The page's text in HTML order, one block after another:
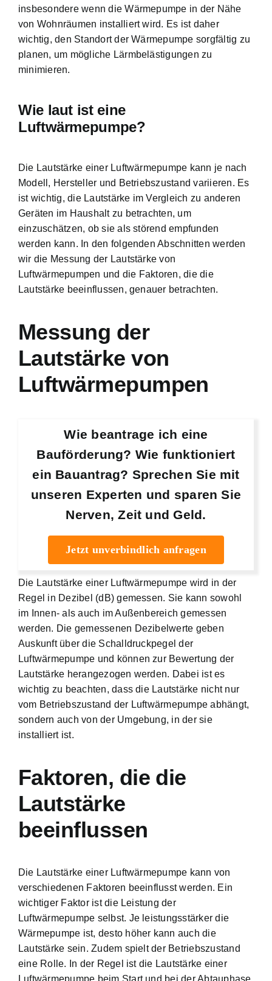
insbesondere wenn die Wärmepumpe in der Nähe
von Wohnräumen installiert wird. Es ist daher
wichtig, den Standort der Wärmepumpe sorgfältig zu
planen, um mögliche Lärmbelästigungen zu
minimieren.
Wie laut ist eine
Luftwärmepumpe?
Die Lautstärke einer Luftwärmepumpe kann je nach
Modell, Hersteller und Betriebszustand variieren. Es
ist wichtig, die Lautstärke im Vergleich zu anderen
Geräten im Haushalt zu betrachten, um
einzuschätzen, ob sie als störend empfunden
werden kann. In den folgenden Abschnitten werden
wir die Messung der Lautstärke von
Luftwärmepumpen und die Faktoren, die die
Lautstärke beeinflussen, genauer betrachten.
Messung der
Lautstärke von
Luftwärmepumpen
Wie beantrage ich eine
Bauförderung? Wie funktioniert
ein Bauantrag? Sprechen Sie mit
unseren Experten und sparen Sie
Nerven, Zeit und Geld.
Jetzt unverbindlich anfragen
Die Lautstärke einer Luftwärmepumpe wird in der
Regel in Dezibel (dB) gemessen. Sie kann sowohl
im Innen- als auch im Außenbereich gemessen
werden. Die gemessenen Dezibelwerte geben
Auskunft über die Schalldruckpegel der
Luftwärmepumpe und können zur Bewertung der
Lautstärke herangezogen werden. Dabei ist es
wichtig zu beachten, dass die Lautstärke nicht nur
vom Betriebszustand der Luftwärmepumpe abhängt,
sondern auch von der Umgebung, in der sie
installiert ist.
Faktoren, die die
Lautstärke
beeinflussen
Die Lautstärke einer Luftwärmepumpe kann von
verschiedenen Faktoren beeinflusst werden. Ein
wichtiger Faktor ist die Leistung der
Luftwärmepumpe selbst. Je leistungsstärker die
Wärmepumpe ist, desto höher kann auch die
Lautstärke sein. Zudem spielt der Betriebszustand
eine Rolle. In der Regel ist die Lautstärke einer